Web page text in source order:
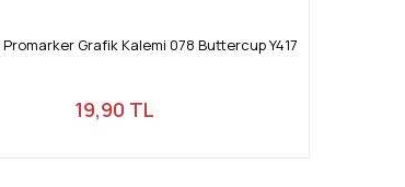
Grafik Kalemi 078 Buttercup Y417
19,90 TL